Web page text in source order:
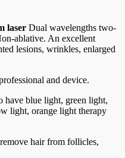
laser Dual wavelengths two-
ablative. An excellent
lesions, wrinkles, enlarged
and device.
have blue light, green light,
light, orange light therapy
hair from follicles,